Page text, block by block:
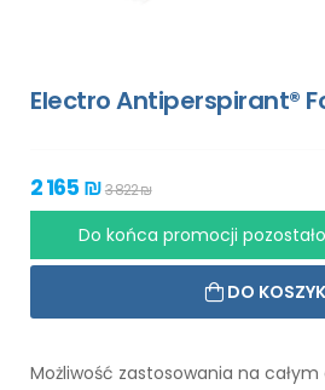
Electro Antiperspirant®
2 165 ₪3 822 ₪
Do końca promocji pozostało
DO
Możliwość zastosowania na całym